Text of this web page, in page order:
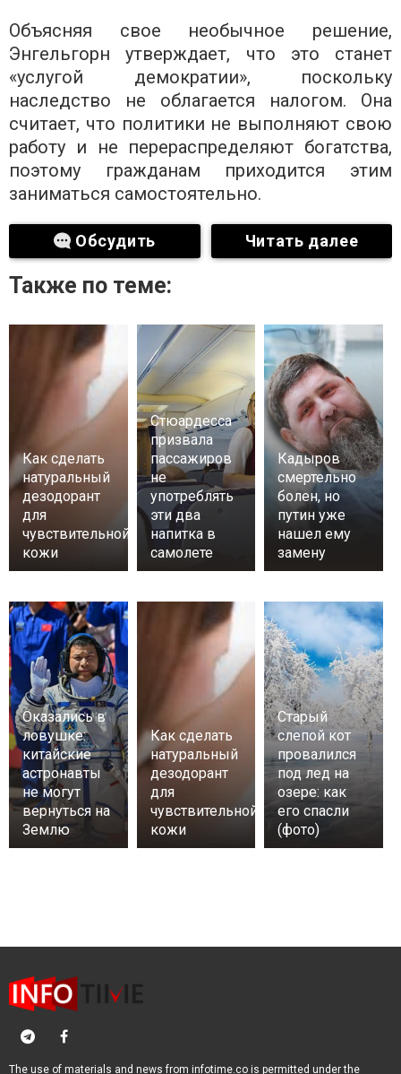
Объясняя свое необычное решение,
Энгельгорн утверждает, что это станет
«услугой демократии», поскольку
наследство не облагается налогом. Она
считает, что политики не выполняют свою
работу и не перераспределяют богатства,
поэтому гражданам приходится этим
заниматься самостоятельно.
Обсудить Читать далее
Также по теме:
Как сделать
натуральный
дезодорант
для
чувствительной
кожи
Стюардесса
призвала
пассажиров
не
употреблять
эти два
напитка в
самолете
Кадыров
смертельно
болен, но
путин уже
нашел ему
замену
Оказались в
ловушке:
китайские
астронавты
не могут
вернуться на
Землю
Как сделать
натуральный
дезодорант
для
чувствительной
кожи
Старый
слепой кот
провалился
под лед на
озере: как
его спасли
(фото)
The use of materials and news from infotime.co is permitted under the